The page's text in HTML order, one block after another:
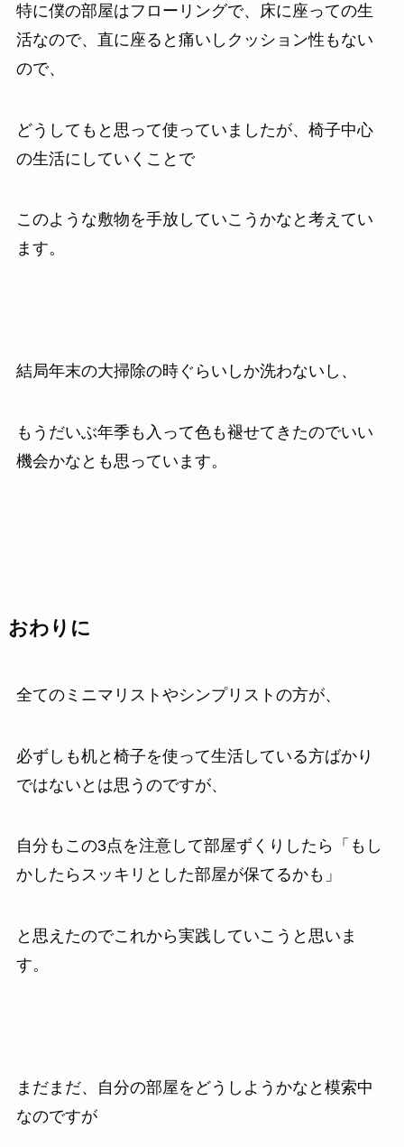
特に僕の部屋はフローリングで、床に座っての生
活なので、直に座ると痛いしクッション性もない
ので、
どうしてもと思って使っていましたが、椅子中心
の生活にしていくことで
このような敷物を手放していこうかなと考えてい
ます。
結局年末の大掃除の時ぐらいしか洗わないし、
もうだいぶ年季も入って色も褪せてきたのでいい
機会かなとも思っています。
おわりに
全てのミニマリストやシンプリストの方が、
必ずしも机と椅子を使って生活している方ばかり
ではないとは思うのですが、
自分もこの3点を注意して部屋ずくりしたら「もし
かしたらスッキリとした部屋が保てるかも」
と思えたのでこれから実践していこうと思いま
す。
まだまだ、自分の部屋をどうしようかなと模索中
なのですが